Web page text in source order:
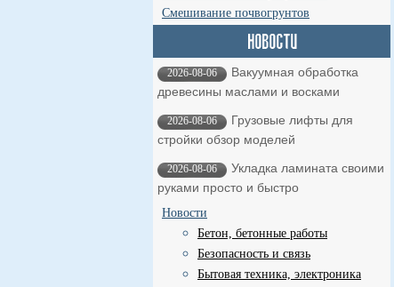
Смешивание почвогрунтов
2026-08-06
Вакуумная обработка
древесины маслами и восками
2026-08-06
Грузовые лифты для
стройки обзор моделей
2026-08-06
Укладка ламината своими
руками просто и быстро
Новости
Бетон, бетонные работы
Безопасность и связь
Бытовая техника, электроника